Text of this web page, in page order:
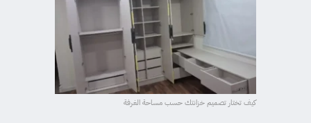
كيف تختار تصميم خزانتك حسب مساحة الغرفة